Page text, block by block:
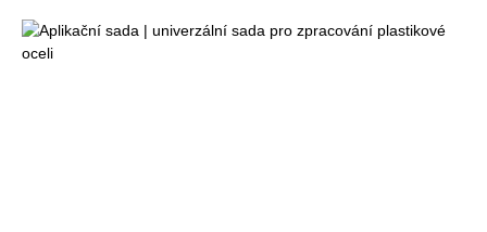
Přeskočit galerii obrázků